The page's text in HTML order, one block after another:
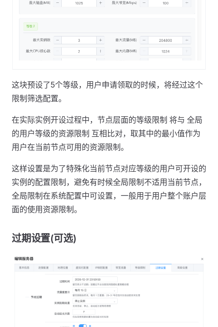
这块预设了5个等级，用户申请领取的时候，将经过这个
限制筛选配置。
在实际实例开设过程中，节点层面的等级限制 将与 全局
的用户等级的资源限制 互相比对，取其中的最小值作为
用户在当前节点可用的资源限制。
这样设置是为了特殊化当前节点对应等级的用户可开设的
实例的配置限制，避免有时候全局限制不适用当前节点，
全局限制在系统配置中可设置，一般用于用户整个账户层
面的使用资源限制。
过期设置(可选)